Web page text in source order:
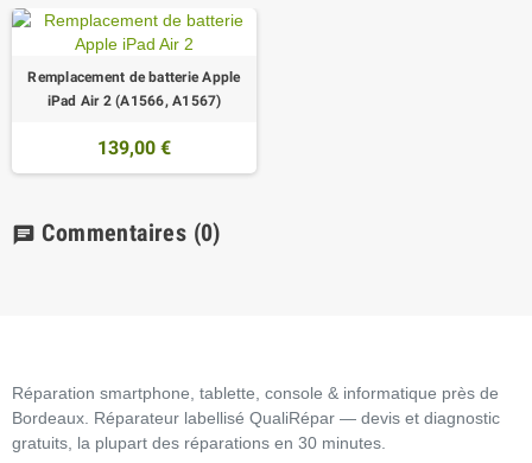
Remplacement de batterie Apple
iPad Air 2 (A1566, A1567)
139,00 €
chat Commentaires (0)
Réparation smartphone, tablette, console & informatique près de
Bordeaux. Réparateur labellisé QualiRépar — devis et diagnostic
gratuits, la plupart des réparations en 30 minutes.